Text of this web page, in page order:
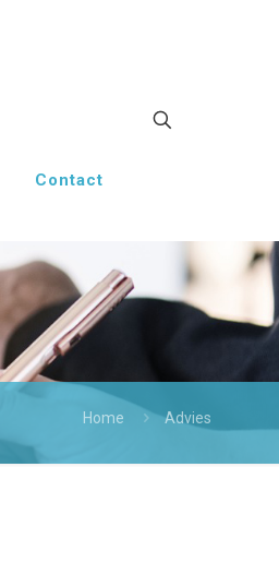
Contact
Home Advies